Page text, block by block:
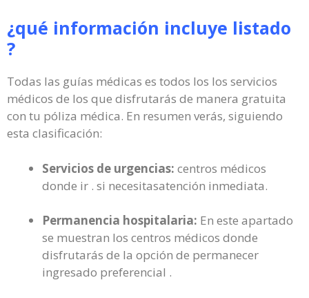
¿qué información incluye listado
?
Todas las guías médicas es todos los los servicios
médicos de los que disfrutarás de manera gratuita
con tu póliza médica. En resumen verás, siguiendo
esta clasificación:
Servicios de urgencias: centros médicos
donde ir . si necesitasatención inmediata.
Permanencia hospitalaria: En este apartado
se muestran los centros médicos donde
disfrutarás de la opción de permanecer
ingresado preferencial .